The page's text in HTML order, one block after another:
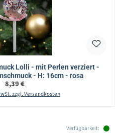
Lolli - mit Perlen verziert -
- H: 16cm - rosa
Regulärer Preis:
8,39 €
zzgl. Versandkosten
Verfügbarkeit: